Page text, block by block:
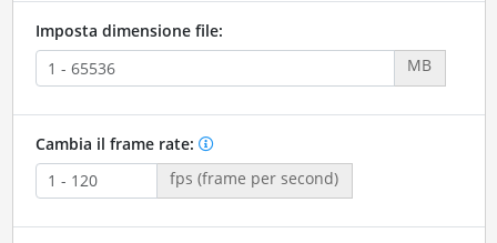
Imposta dimensione file:
MB
Cambia il frame rate:
fps (frame per second)